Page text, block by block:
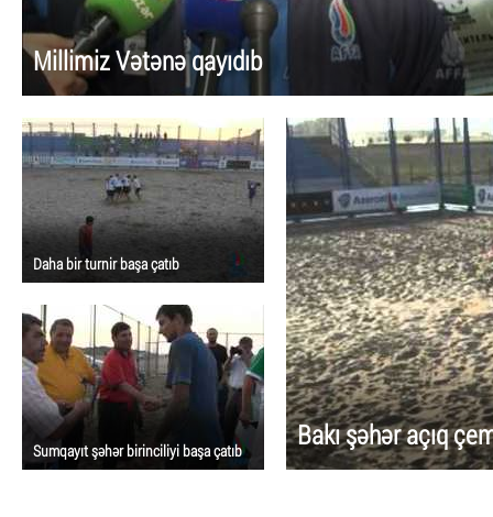
Millimiz Vətənə qayıdıb
Daha bir turnir başa çatıb
Sumqayıt şəhər birinciliyi başa çatıb Bakı şəhər açıq